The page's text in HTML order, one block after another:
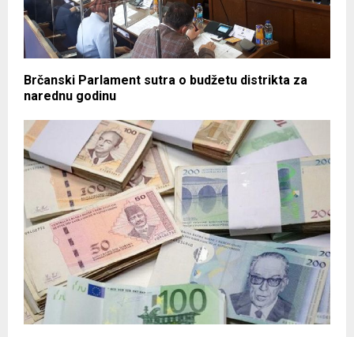
Brčanski Parlament sutra o budžetu distrikta za
narednu godinu